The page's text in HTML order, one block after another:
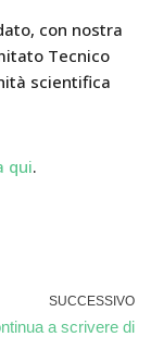
con nostra
Tecnico
scientifica
qui.
SUCCESSIVO
a scrivere di